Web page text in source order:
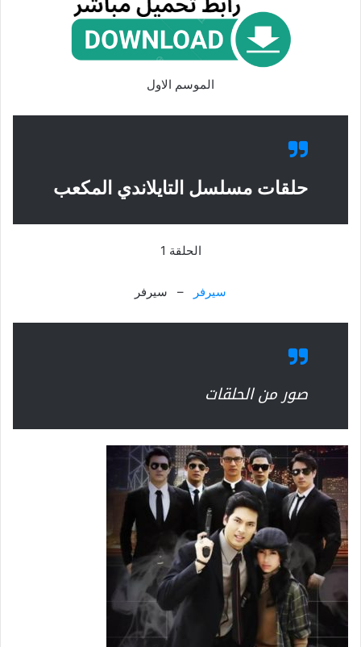
الموسم الاول
حلقات مسلسل التايلاندي المكعب
الحلقة 1
سيرفر – سيرفر
صور من الحلقات